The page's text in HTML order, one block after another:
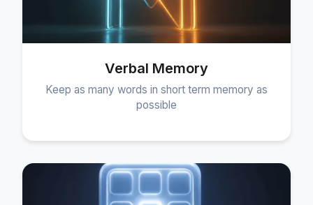
Verbal Memory
Keep as many words in short term memory as
possible